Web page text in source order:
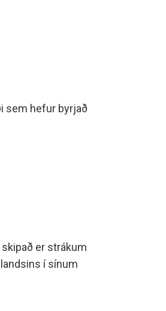
sem hefur byrjað
er strákum
í sínum